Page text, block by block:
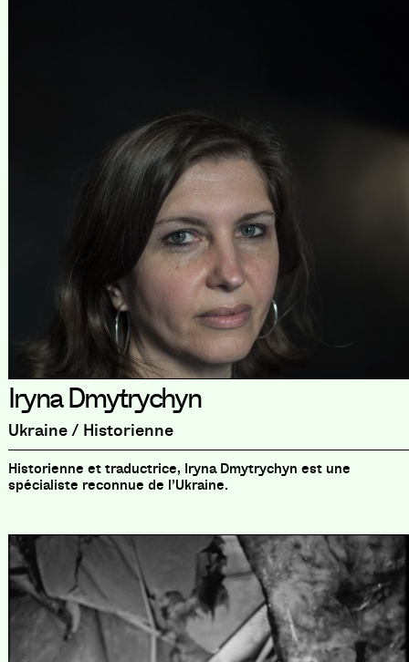
Iryna Dmytrychyn
Ukraine / Historienne
Historienne et traductrice, Iryna Dmytrychyn est une
spécialiste reconnue de l’Ukraine.